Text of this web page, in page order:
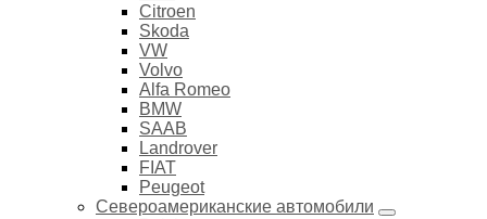
Citroen
Skoda
VW
Volvo
Alfa Romeo
BMW
SAAB
Landrover
FIAT
Peugeot
Североамериканские автомобили